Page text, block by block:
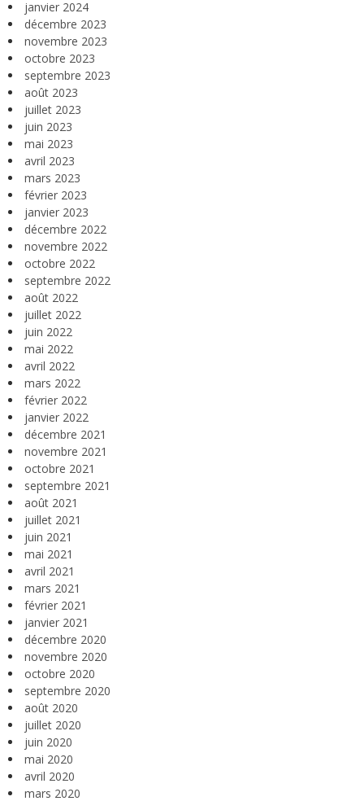
janvier 2024
décembre 2023
novembre 2023
octobre 2023
septembre 2023
août 2023
juillet 2023
juin 2023
mai 2023
avril 2023
mars 2023
février 2023
janvier 2023
décembre 2022
novembre 2022
octobre 2022
septembre 2022
août 2022
juillet 2022
juin 2022
mai 2022
avril 2022
mars 2022
février 2022
janvier 2022
décembre 2021
novembre 2021
octobre 2021
septembre 2021
août 2021
juillet 2021
juin 2021
mai 2021
avril 2021
mars 2021
février 2021
janvier 2021
décembre 2020
novembre 2020
octobre 2020
septembre 2020
août 2020
juillet 2020
juin 2020
mai 2020
avril 2020
mars 2020